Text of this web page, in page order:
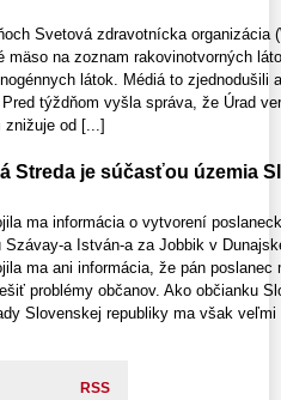
Svetová zdravotnícka organizácia
mäso na zoznam rakovinotvorných
látok. Médiá to zjednodušili
Pred týždňom vyšla správa, že Úrad
znižuje od [...]
Streda je súčasťou územia
ma informácia o vytvorení
Szávay-a István-a za Jobbik v
ma ani informácia, že pán
problémy občanov. Ako občianku
Slovenskej republiky ma však
RSS